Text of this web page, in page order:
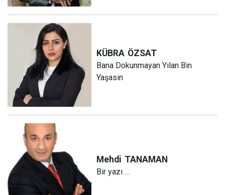
KÜBRA ÖZSAT
Bana Dokunmayan Yılan Bin
Yaşasın
Mehdi TANAMAN
Bir yazı …